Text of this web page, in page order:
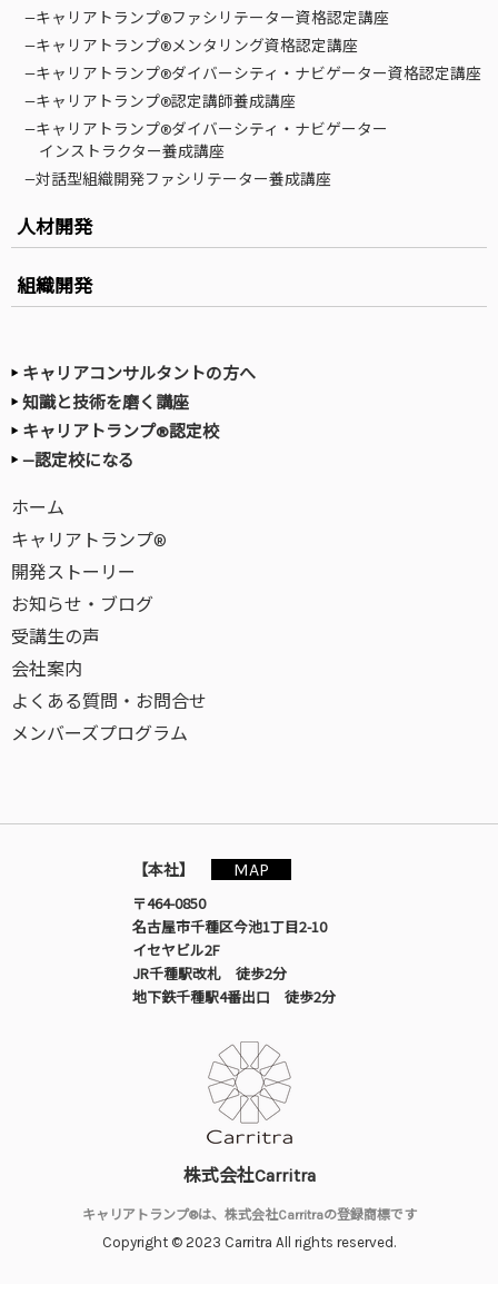
—キャリアトランプ®ファシリテーター資格認定講座
—キャリアトランプ®メンタリング資格認定講座
—キャリアトランプ®ダイバーシティ・ナビゲーター資格認定講座
—キャリアトランプ®認定講師養成講座
—キャリアトランプ®ダイバーシティ・ナビゲーター
インストラクター養成講座
—対話型組織開発ファシリテーター養成講座
人材開発
組織開発
キャリアコンサルタントの方へ
知識と技術を磨く講座
キャリアトランプ®認定校
—認定校になる
ホーム
キャリアトランプ®
開発ストーリー
お知らせ・ブログ
受講生の声
会社案内
よくある質問・お問合せ
メンバーズプログラム
【本社】
MAP
〒464-0850
名古屋市千種区今池1丁目2-10
イセヤビル2F
JR千種駅改札 徒歩2分
地下鉄千種駅4番出口 徒歩2分
株式会社Carritra
キャリアトランプ®は、株式会社Carritraの登録商標です
Copyright © 2023 Carritra All rights reserved.